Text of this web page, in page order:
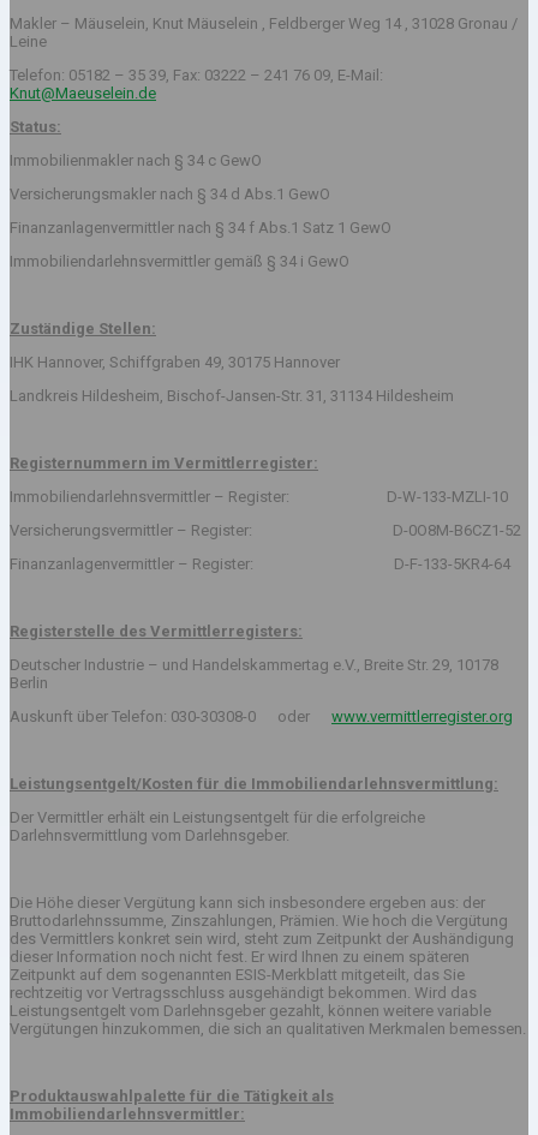
Makler – Mäuselein, Knut Mäuselein , Feldberger Weg 14 , 31028 Gronau /
Leine
Telefon: 05182 – 35 39, Fax: 03222 – 241 76 09, E-Mail:
Knut@Maeuselein.de
Status:
Immobilienmakler nach § 34 c GewO
Versicherungsmakler nach § 34 d Abs.1 GewO
Finanzanlagenvermittler nach § 34 f Abs.1 Satz 1 GewO
Immobiliendarlehnsvermittler gemäß § 34 i GewO
Zuständige Stellen:
IHK Hannover, Schiffgraben 49, 30175 Hannover
Landkreis Hildesheim, Bischof-Jansen-Str. 31, 31134 Hildesheim
Registernummern im Vermittlerregister:
Immobiliendarlehnsvermittler – Register: D-W-133-MZLI-10
Versicherungsvermittler – Register: D-0O8M-B6CZ1-52
Finanzanlagenvermittler – Register: D-F-133-5KR4-64
Registerstelle des Vermittlerregisters:
Deutscher Industrie – und Handelskammertag e.V., Breite Str. 29, 10178
Berlin
Auskunft über Telefon: 030-30308-0 oder www.vermittlerregister.org
Leistungsentgelt/Kosten für die Immobiliendarlehnsvermittlung:
Der Vermittler erhält ein Leistungsentgelt für die erfolgreiche
Darlehnsvermittlung vom Darlehnsgeber.
Die Höhe dieser Vergütung kann sich insbesondere ergeben aus: der
Bruttodarlehnssumme, Zinszahlungen, Prämien. Wie hoch die Vergütung
des Vermittlers konkret sein wird, steht zum Zeitpunkt der Aushändigung
dieser Information noch nicht fest. Er wird Ihnen zu einem späteren
Zeitpunkt auf dem sogenannten ESIS-Merkblatt mitgeteilt, das Sie
rechtzeitig vor Vertragsschluss ausgehändigt bekommen. Wird das
Leistungsentgelt vom Darlehnsgeber gezahlt, können weitere variable
Vergütungen hinzukommen, die sich an qualitativen Merkmalen bemessen.
Produktauswahlpalette für die Tätigkeit als
Immobiliendarlehnsvermittler: